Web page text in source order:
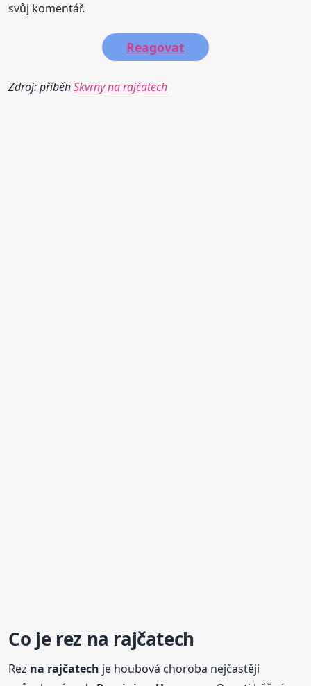
svůj komentář.
Reagovat
Zdroj: příběhSkvrny na rajčatech
Co je rez na rajčatech
Rez na rajčatech je houbová choroba nejčastěji